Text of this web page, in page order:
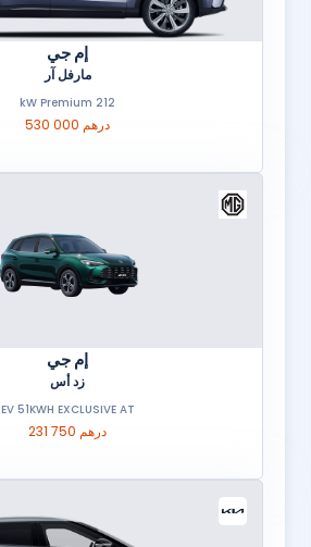
إم جي
مارفل آر
212 kW Premium
530 000 درهم
إم جي
زد أس
EV 51KWH EXCLUSIVE AT
231 750 درهم